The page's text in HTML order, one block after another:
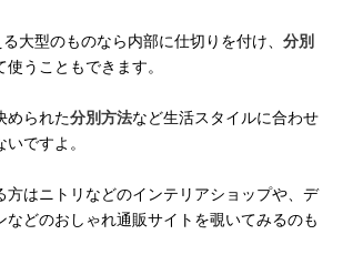
大型のものなら内部に仕切りを付け、 分別
使うこともできます。
められた分別方法など生活スタイルに合わせ
ですよ。
方はニトリなどのインテリアショップや、デ
などのおしゃれ通販サイトを覗いてみるのも